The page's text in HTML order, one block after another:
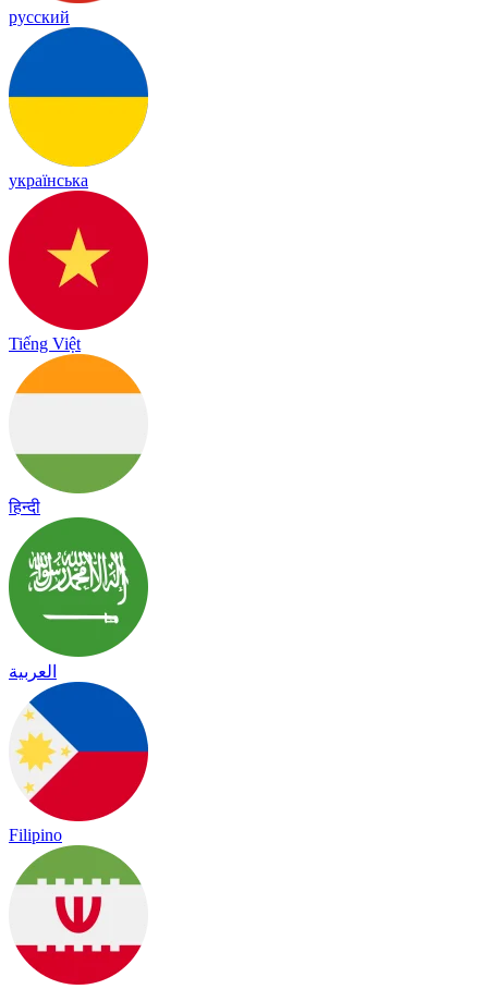
русский
українська
Tiếng Việt
हिन्दी
العربية
Filipino